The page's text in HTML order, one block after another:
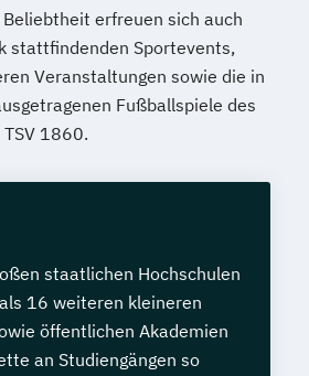
erfreuen sich auch
stattfindenden Sportevents,
Veranstaltungen sowie die in
Fußballspiele des
TSV 1860.
staatlichen Hochschulen
16 weiteren kleineren
öffentlichen Akademien
an Studiengängen so